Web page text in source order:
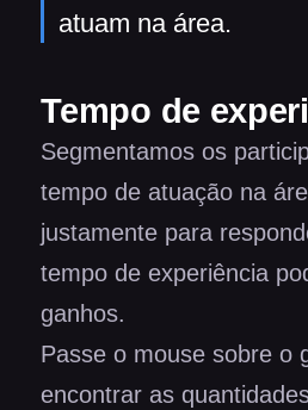
atuam na área.
Tempo de
Segmentamos os
tempo de atuação na
justamente para
tempo de experiência
ganhos.
Passe o mouse sobre o
encontrar as